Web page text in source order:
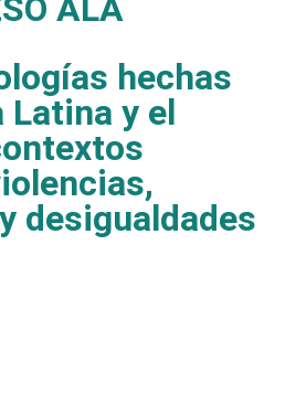
ALA
hechas
Latina y el
desigualdades